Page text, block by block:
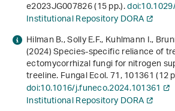
e2023JG007826 (15 pp.).
Institutional Repository DORA
Hilman B., Solly E.F., Kuhlmann I.,
(2024) Species-specific reliance of
ectomycorrhizal fungi for nitrogen
treeline. Fungal Ecol.71, 101361 (12
doi:10.1016/j.funeco.2024.101361
Institutional Repository DORA